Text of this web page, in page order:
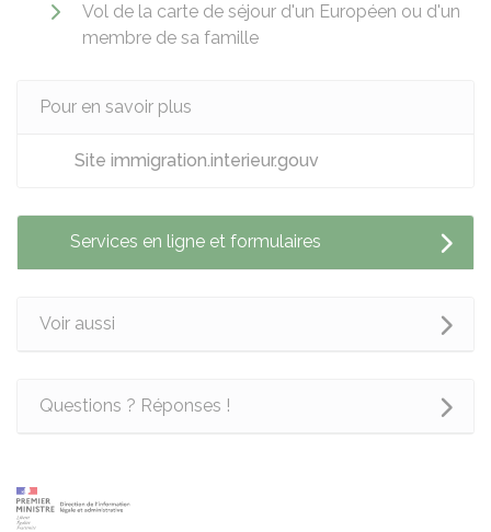
Vol de la carte de séjour d'un Européen ou d'un
membre de sa famille
Pour en savoir plus
Site immigration.interieur.gouv
Services en ligne et formulaires
Voir aussi
Questions ? Réponses !